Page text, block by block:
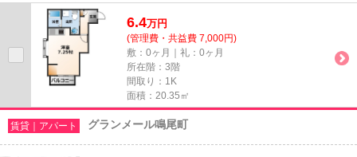
物件です☆西宮市エリアにある賃貸...
6.4万円
(管理費・共益費 7,000円)
敷：0ヶ月｜礼：0ヶ月
所在階：3階
間取り：1K
面積：20.35㎡
賃貸｜アパート グランメール鳴尾町